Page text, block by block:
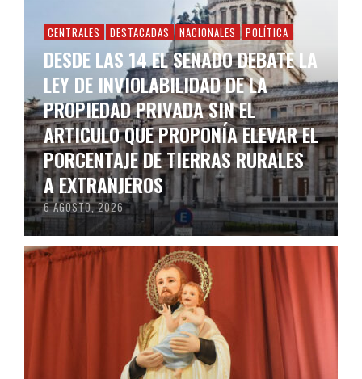
CENTRALES DESTACADAS NACIONALES POLÍTICA
DESDE LAS 14 EL SENADO DEBATE LA
LEY DE INVIOLABILIDAD DE LA
PROPIEDAD PRIVADA SIN EL
ARTICULO QUE PROPONÍA ELEVAR EL
PORCENTAJE DE TIERRAS RURALES
A EXTRANJEROS
6 AGOSTO, 2026